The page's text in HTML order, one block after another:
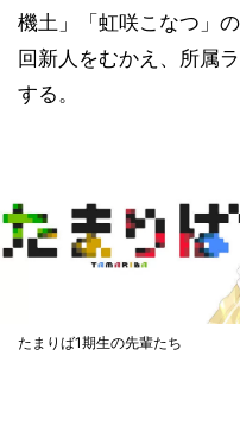
機土」「虹咲こなつ」
回新人をむかえ、所属
する。
たまりば1期生の先輩たち